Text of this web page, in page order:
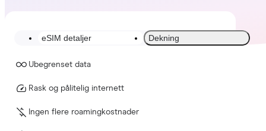
eSIM detaljer Dekning
Ubegrenset data
Rask og pålitelig internett
Ingen flere roamingkostnader